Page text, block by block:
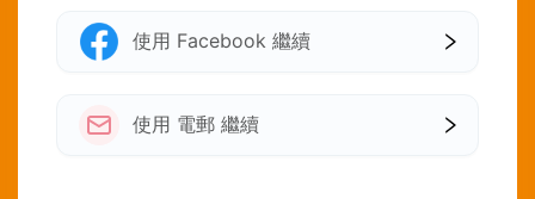
使用 Facebook 繼續
使用 電郵 繼續